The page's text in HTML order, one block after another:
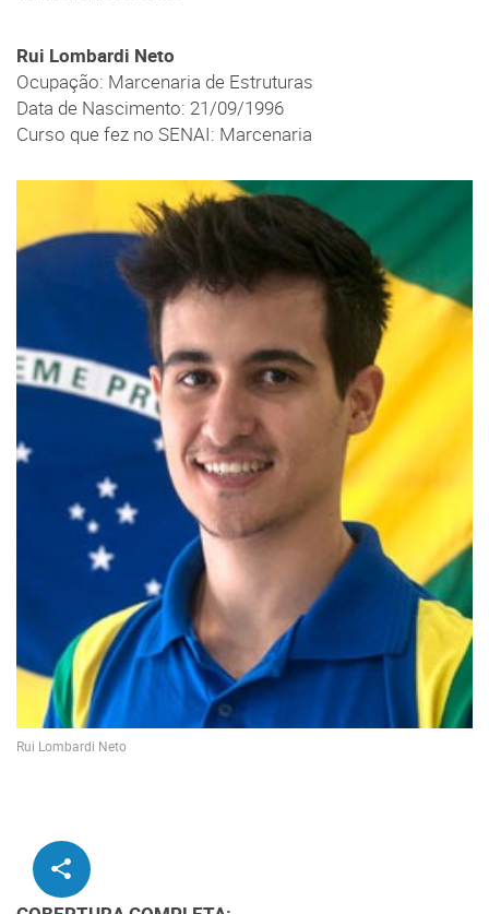
Rui Lombardi Neto
Ocupação: Marcenaria de Estruturas
Data de Nascimento: 21/09/1996
Curso que fez no SENAI: Marcenaria
Rui Lombardi Neto